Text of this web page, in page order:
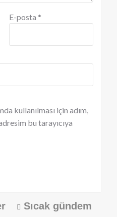
E-posta *
kullanılması için adım,
bu tarayıcıya
Sıcak gündem